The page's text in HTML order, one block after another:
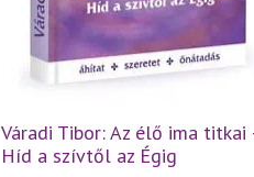
Váradi Tibor: Az élő ima titkai
Híd a szívtől az Égig